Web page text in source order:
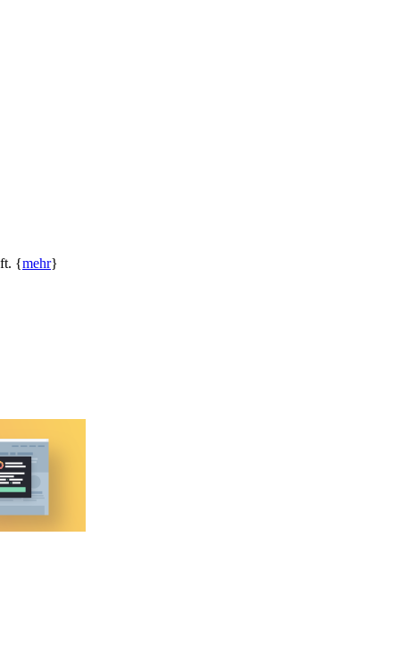
{mehr}